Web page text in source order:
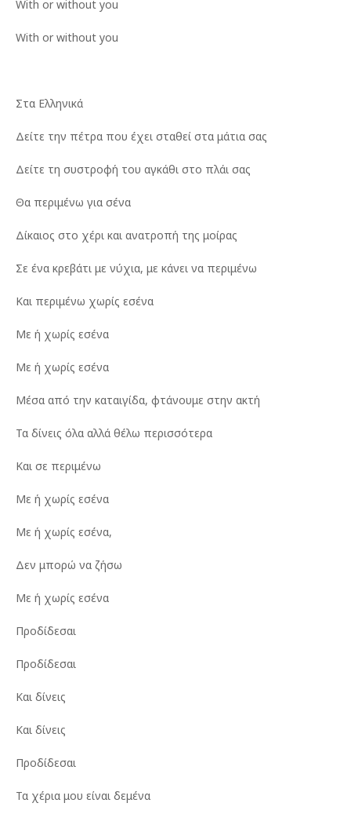
With or without you
With or without you
Στα Ελληνικά
Δείτε την πέτρα που έχει σταθεί στα μάτια σας
Δείτε τη συστροφή του αγκάθι στο πλάι σας
Θα περιμένω για σένα
Δίκαιος στο χέρι και ανατροπή της μοίρας
Σε ένα κρεβάτι με νύχια, με κάνει να περιμένω
Και περιμένω χωρίς εσένα
Με ή χωρίς εσένα
Με ή χωρίς εσένα
Μέσα από την καταιγίδα, φτάνουμε στην ακτή
Τα δίνεις όλα αλλά θέλω περισσότερα
Και σε περιμένω
Με ή χωρίς εσένα
Με ή χωρίς εσένα,
Δεν μπορώ να ζήσω
Με ή χωρίς εσένα
Προδίδεσαι
Προδίδεσαι
Και δίνεις
Και δίνεις
Προδίδεσαι
Τα χέρια μου είναι δεμένα